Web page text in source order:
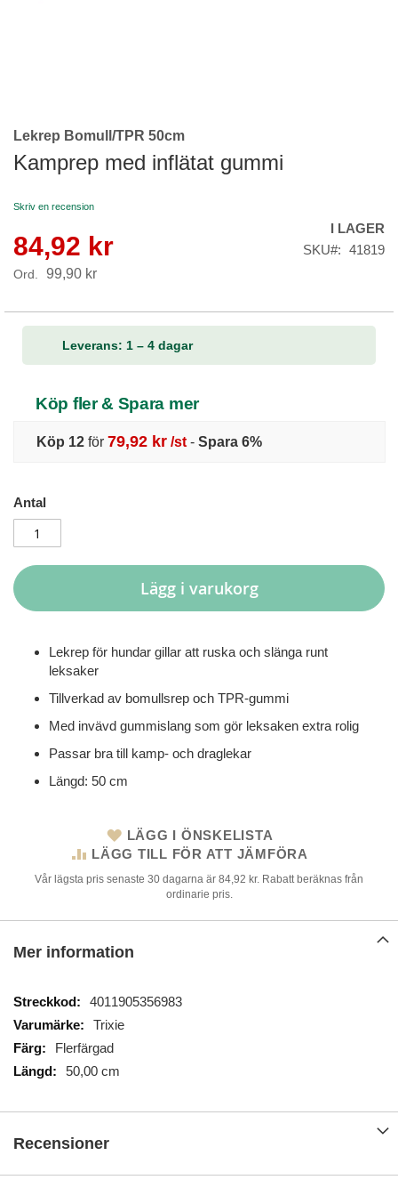
Skip
to
the
of
images
gallery
Lekrep Bomull/TPR 50cm
Kamprep med inflätat gummi
Skriv en recension
Reapris
84,92 kr
Ord. 99,90 kr
I LAGER
SKU
41819
Leverans: 1 – 4 dagar
Köp fler & Spara mer
Köp 12 för 79,92 kr /st - Spara 6%
Antal
Lägg i varukorg
Lekrep för hundar gillar att ruska och slänga runt
leksaker
Tillverkad av bomullsrep och TPR-gummi
Med invävd gummislang som gör leksaken extra rolig
Passar bra till kamp- och draglekar
Längd: 50 cm
LÄGG I ÖNSKELISTA
LÄGG TILL FÖR ATT JÄMFÖRA
Vår lägsta pris senaste 30 dagarna är 84,92 kr. Rabatt beräknas från
ordinarie pris.
Mer information
Mer
information
4011905356983
Trixie
Flerfärgad
50,00 cm
Recensioner